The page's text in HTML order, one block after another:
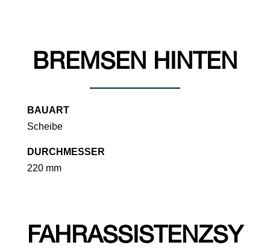
BREMSEN HINTEN
BAUART
Scheibe
DURCHMESSER
220 mm
FAHRASSISTENZSY